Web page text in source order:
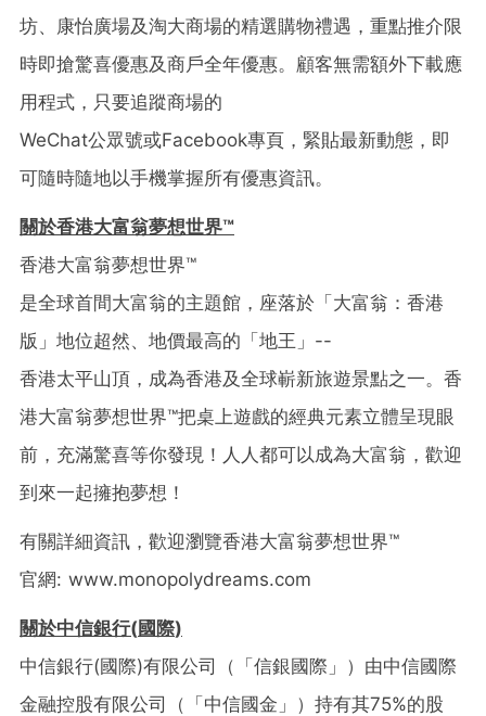
坊、康怡廣場及淘大商場的精選購物禮遇，重點推介限
時即搶驚喜優惠及商戶全年優惠。顧客無需額外下載應
用程式，只要追蹤商場的
WeChat公眾號或Facebook專頁，緊貼最新動態，即
可隨時隨地以手機掌握所有優惠資訊。
關於香港大富翁夢想世界™
香港大富翁夢想世界™
是全球首間大富翁的主題館，座落於「大富翁：香港
版」地位超然、地價最高的「地王」 --
香港太平山頂，成為香港及全球嶄新旅遊景點之一。香
港大富翁夢想世界™️把桌上遊戲的經典元素立體呈現眼
前，充滿驚喜等你發現！人人都可以成為大富翁，歡迎
到來一起擁抱夢想！
有關詳細資訊，歡迎瀏覽香港大富翁夢想世界™
官網: www.monopolydreams.com
關於中信銀行(國際)
中信銀行(國際)有限公司（「信銀國際」）由中信國際
金融控股有限公司（「中信國金」）持有其75%的股